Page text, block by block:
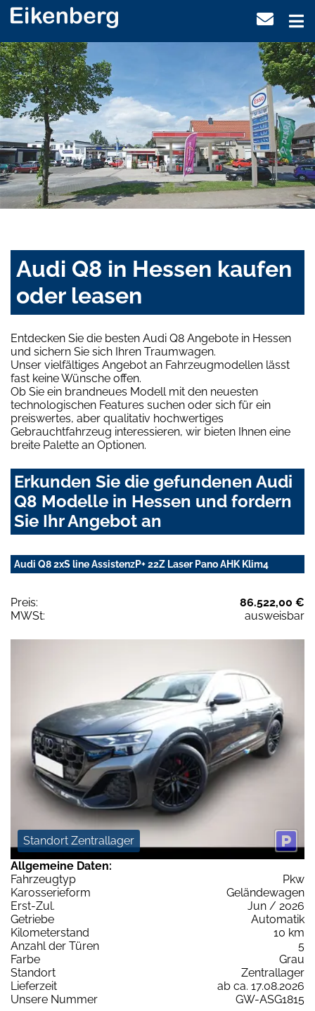
Audi Q8 in Hessen kaufen
oder leasen
Entdecken Sie die besten Audi Q8 Angebote in Hessen
und sichern Sie sich Ihren Traumwagen.
Unser vielfältiges Angebot an Fahrzeugmodellen lässt
fast keine Wünsche offen.
Ob Sie ein brandneues Modell mit den neuesten
technologischen Features suchen oder sich für ein
preiswertes, aber qualitativ hochwertiges
Gebrauchtfahrzeug interessieren, wir bieten Ihnen eine
breite Palette an Optionen.
Erkunden Sie die gefundenen Audi
Q8 Modelle in Hessen und fordern
Sie Ihr Angebot an
Audi Q8 2xS line AssistenzP+ 22Z Laser Pano AHK Klim4
Preis:
86.522,00 €
MWSt:
ausweisbar
Standort Zentrallager
Allgemeine Daten:
Fahrzeugtyp
Pkw
Karosserieform
Geländewagen
Erst-Zul.
Jun / 2026
Getriebe
Automatik
Kilometerstand
10 km
Anzahl der Türen
5
Farbe
Grau
Standort
Zentrallager
Lieferzeit
ab ca. 17.08.2026
Unsere Nummer
GW-ASG1815